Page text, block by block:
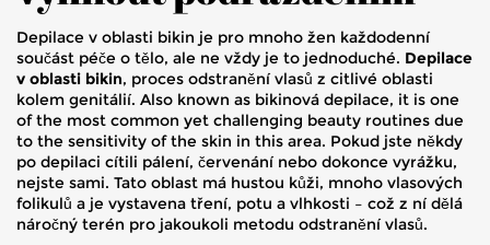
Depilace v oblasti bikin je pro mnoho žen každodenní
součást péče o tělo, ale ne vždy je to jednoduché. Depilace
v oblasti bikin, proces odstranění vlasů z citlivé oblasti
kolem genitálií. Also known as bikinová depilace, it is one
of the most common yet challenging beauty routines due
to the sensitivity of the skin in this area. Pokud jste někdy
po depilaci cítili pálení, červenání nebo dokonce vyrážku,
nejste sami. Tato oblast má hustou kůži, mnoho vlasových
folikulů a je vystavena tření, potu a vlhkosti – což z ní dělá
náročný terén pro jakoukoli metodu odstranění vlasů.